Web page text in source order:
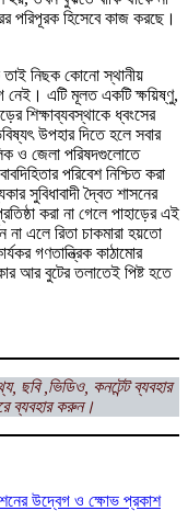
পরিপূরক হিসেবে কাজ করছে।
তাই নিছক কোনো স্থানীয়
নেই। এটি মূলত একটি ক্ষয়িষ্ণু,
শিক্ষাব্যবস্থাকে ধ্বংসের
উপহার দিতে হলে সবার
ও জেলা পরিষদগুলোতে
পরিবেশ নিশ্চিত করা
সুবিধাবাদী দ্বৈত শাসনের
করা না গেলে পাহাড়ের এই
না এলে রিতা চাকমারা হয়তো
গণতান্ত্রিক কাঠামোর
আর বুটের তলাতেই পিষ্ট হতে
ছবি ,ভিডিও, কনটেন্ট ব্যবহার
ব্যবহার করুন।
উদ্বেগ ও ক্ষোভ প্রকাশ